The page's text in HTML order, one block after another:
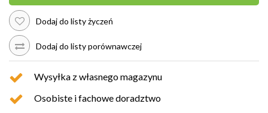
Dodaj do listy życzeń
Dodaj do listy porównawczej
Wysyłka z własnego magazynu
Osobiste i fachowe doradztwo